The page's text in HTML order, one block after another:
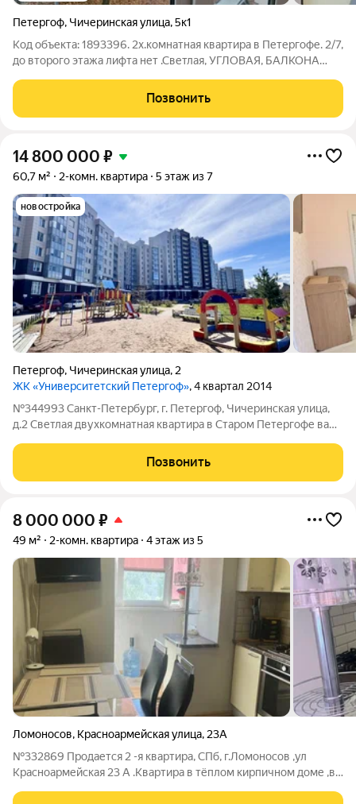
Петергоф, Чичеринская улица,5к1
Код объекта: 1893396. 2х.комнатная квартира в Петергофе. 2/7,
до второго этажа лифта нет .Светлая, УГЛОВАЯ, БАЛКОНА
есть подъёмная кровать. Хорошие соседи. Рядом вся
инфраструктура.
Позвонить
14 800 000 ₽
60,7 м² 2-комн. квартира 5 этаж из 7
новостройка
Петергоф, Чичеринская улица, 2
ЖК «Университетский Петергоф», 4 квартал 2014
№344993 Санкт-Петербург, г. Петергоф, Чичеринская улица,
д.2 Светлая двухкомнатная квартира в Старом Петергофе ваш
просыпаетесь в светлой квартире, пьёте кофе на лоджии, а за
Позвонить
8 000 000 ₽
49 м² 2-комн. квартира 4 этаж из 5
Ломоносов, Красноармейская улица, 23А
№332869 Продается 2 -я квартира, СПб, г.Ломоносов ,ул
Красноармейская 23 А .Квартира в тёплом кирпичном доме ,в